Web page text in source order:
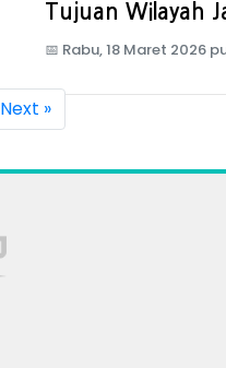
Tujuan Wilayah
📅 Rabu, 18 Maret 2026
Next »